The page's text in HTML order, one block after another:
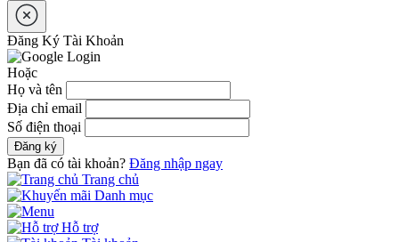
Đăng Ký Tài Khoản
Hoặc
Họ và tên
Địa chỉ email
Số điện thoại
Đăng ký
Bạn đã có tài khoản? Đăng nhập ngay
Trang chủ
Danh mục
Hỗ trợ